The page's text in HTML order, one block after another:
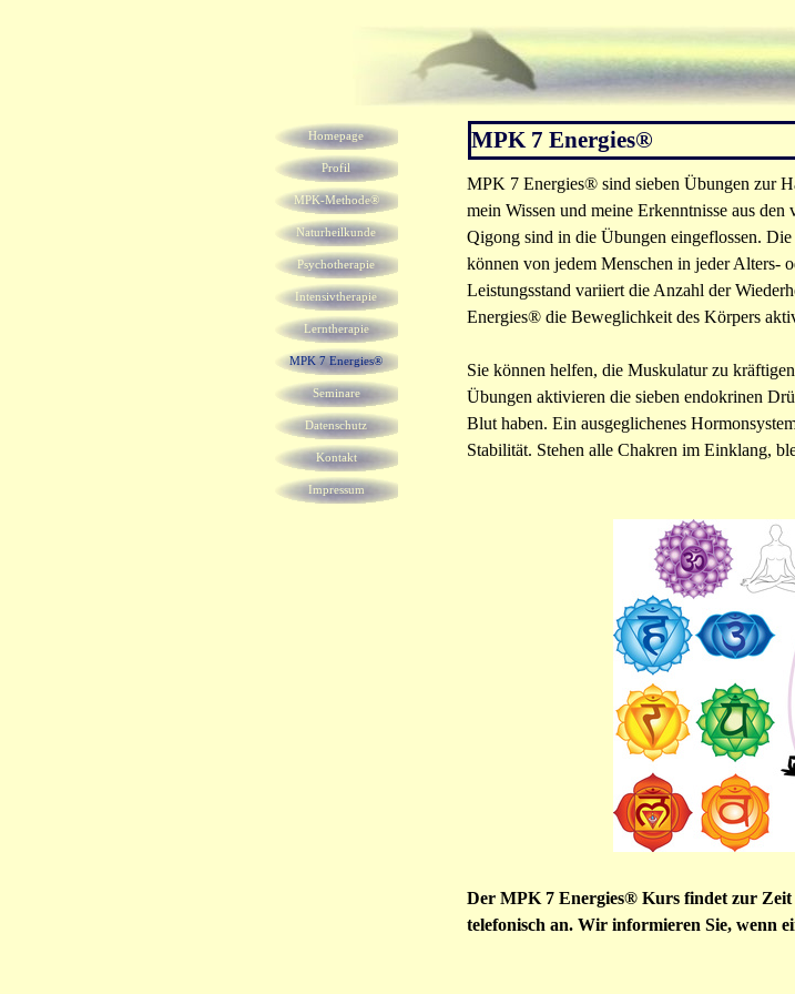
Menü überspringen
Homepage
Profil
MPK-Methode®
Naturheilkunde
Psychotherapie
Intensivtherapie
Lerntherapie
MPK 7 Energies®
Seminare
Datenschutz
Kontakt
Impressum
MPK 7 Energies®
MPK 7 Energies® sind sieben Übungen zur
mein Wissen und meine Erkenntnisse aus
Qigong sind in die Übungen eingeflossen.
können von jedem Menschen in jeder Alters-
Leistungsstand variiert die Anzahl der
Energies® die Beweglichkeit des Körpers
Sie können helfen, die Muskulatur zu
Übungen aktivieren die sieben endokrinen
Blut haben. Ein ausgeglichenes
Stabilität. Stehen alle Chakren im Einklang,
Der MPK 7 Energies® Kurs findet zur Zeit
telefonisch an. Wir informieren Sie, wenn